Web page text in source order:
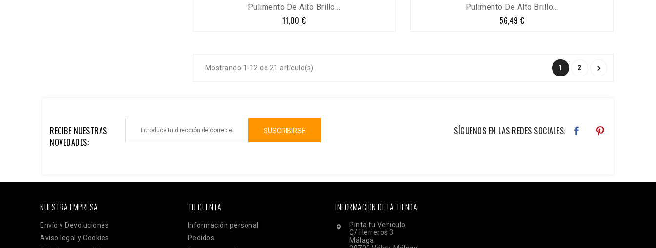
Pulimento De Alto Brillo...
Precio
11,00 €
Pulimento De Alto Brillo...
Precio
56,49 €
Mostrando 1-12 de 21 artículo(s) 1 2 
RECIBE NUESTRAS
NOVEDADES:
SÍGUENOS EN LAS REDES SOCIALES:
NUESTRA EMPRESA
Envío y Devoluciones
Aviso legal y Cookies
TU CUENTA
Información personal
Pedidos
INFORMACIÓN DE LA TIENDA

Pinta tu Vehiculo
C/ Herreros 3
Málaga